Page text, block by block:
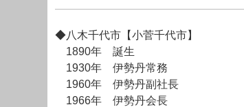
◆八木千代市【小菅千代市】
1890年 誕生
1930年 伊勢丹常務
1960年 伊勢丹副社長
1966年 伊勢丹会長